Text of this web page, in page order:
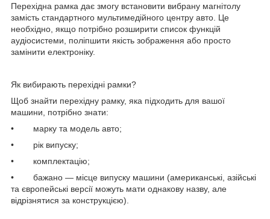
Перехідна рамка дає змогу встановити вибрану магнітолу
замість стандартного мультимедійного центру авто. Це
необхідно, якщо потрібно розширити список функцій
аудіосистеми, поліпшити якість зображення або просто
замінити електроніку.
Як вибирають перехідні рамки?
Щоб знайти перехідну рамку, яка підходить для вашої
машини, потрібно знати:
• марку та модель авто;
• рік випуску;
• комплектацію;
• бажано — місце випуску машини (американські, азійські
та європейські версії можуть мати однакову назву, але
відрізнятися за конструкцією).